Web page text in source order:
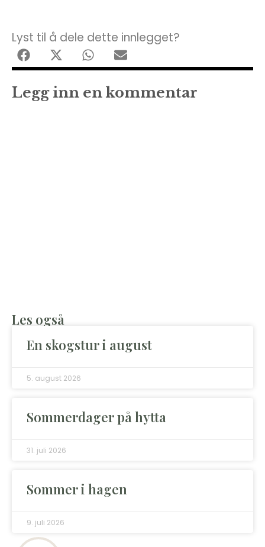
Lyst til å dele dette innlegget?
Legg inn en kommentar
Les også
En skogstur i august
5. august 2026
Sommerdager på hytta
31. juli 2026
Sommer i hagen
9. juli 2026